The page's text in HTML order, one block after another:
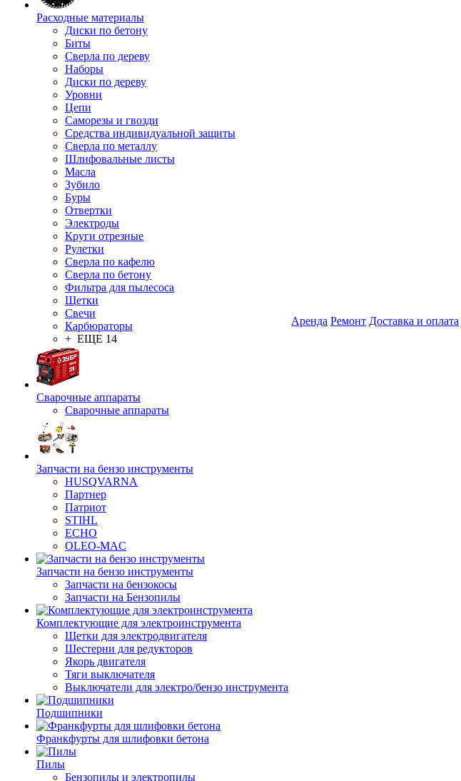
Расходные материалы
Диски по бетону
Биты
Сверла по дереву
Наборы
Диски по дереву
Уровни
Цепи
Саморезы и гвозди
Средства индивидуальной защиты
Сверла по металлу
Шлифовальные листы
Масла
Зубило
Буры
Отвертки
Электроды
Круги отрезные
Рулетки
Сверла по кафелю
Сверла по бетону
Фильтра для пылесоса
Щетки
Свечи
Карбюраторы
+ ЕЩЕ 14
Сварочные аппараты
Сварочные аппараты
Запчасти на бензо инструменты
HUSQVARNA
Партнер
Патриот
STIHL
ECHO
OLEO-MAC
Запчасти на бензо инструменты
Запчасти на бензокосы
Запчасти на Бензопилы
Комплектующие для электроинструмента
Щетки для электродвигателя
Шестерни для редукторов
Якорь двигателя
Тяги выключателя
Выключатели для электро/бензо инструмента
Подшипники
Франкфурты для шлифовки бетона
Пилы
Бензопилы и электропилы
Аренда Ремонт Доставка и оплата